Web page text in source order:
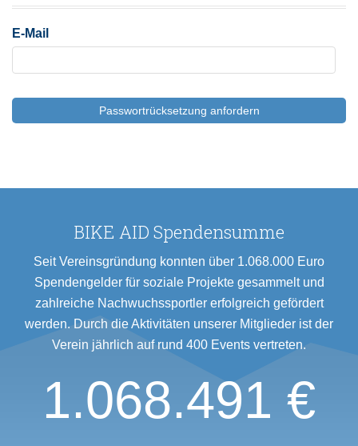
E-Mail
BIKE AID Spendensumme
Seit Vereinsgründung konnten über 1.068.000 Euro
Spendengelder für soziale Projekte gesammelt und
zahlreiche Nachwuchssportler erfolgreich gefördert
werden. Durch die Aktivitäten unserer Mitglieder ist der
Verein jährlich auf rund 400 Events vertreten.
1.068.491 €